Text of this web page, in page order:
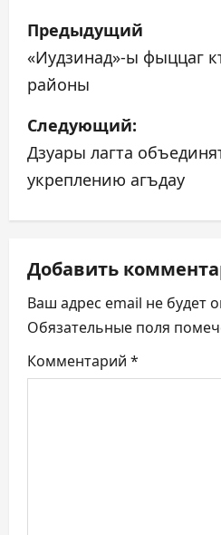
Н
а
в
и
г
а
и
я
п
Предыдущий
«Иудзинад»-ы фыццаг
районы
Следующий:
Дзуары лагта
укреплению агъдау
Добавить
Ваш адрес email не будет
Обязательные поля
Комментарий *